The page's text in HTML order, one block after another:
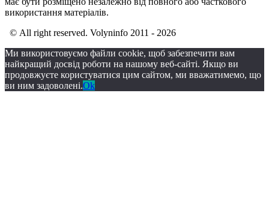
використання матеріалів.
© All right reserved. Volyninfo 2011 - 2026
Ми використовуємо файли cookie, щоб забезпечити вам
найкращий досвід роботи на нашому веб-сайті. Якщо ви
продовжуєте користуватися цим сайтом, ми вважатимемо, що
ви ним задоволені.Ok